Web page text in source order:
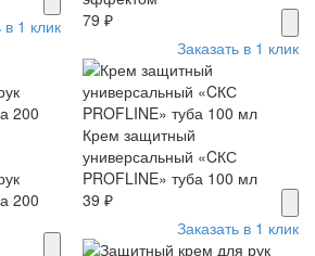
в 1 клик
79 ₽
Заказать в 1 клик
200
Крем защитный
универсальный «CКС
PROFLINE» туба 100 мл
39 ₽
Заказать в 1 клик